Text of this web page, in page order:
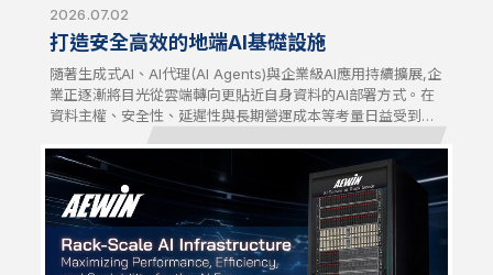
2026.07.02
打造安全高效的地端AI基礎設施
隨著生成式AI、AI代理(AI Agents)與企業級AI應用持續擴展,企
業正逐漸將目光從雲端轉向更貼近自身資料的AI部署方式。在
資料主權、安全性、延遲性與長期營運成本等考量日益受到重
高掌控力、效能與可擴展性的策略性選擇。